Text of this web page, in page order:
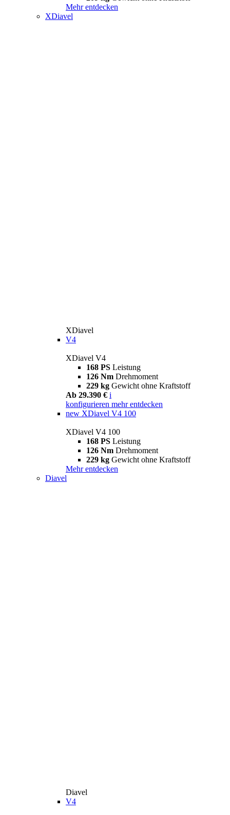
Mehr entdecken
XDiavel
XDiavel
V4
XDiavel V4
168 PS Leistung
126 Nm Drehmoment
229 kg Gewicht ohne Kraftstoff
Ab 29.390 € i
konfigurieren mehr entdecken
new XDiavel V4 100
XDiavel V4 100
168 PS Leistung
126 Nm Drehmoment
229 kg Gewicht ohne Kraftstoff
Mehr entdecken
Diavel
Diavel
V4